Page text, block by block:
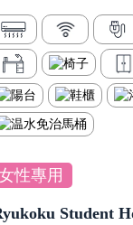
性專用
Student